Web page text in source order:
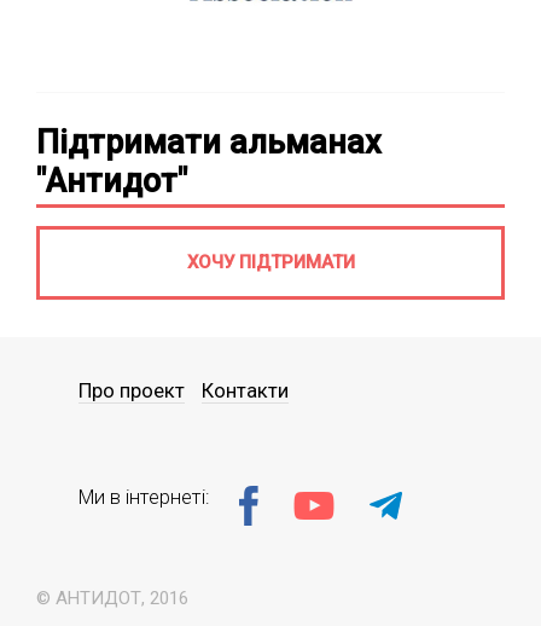
Підтримати альманах
"Антидот"
ХОЧУ ПІДТРИМАТИ
© АНТИДОТ, 2016
Про проект Контакти
Ми в інтернеті: